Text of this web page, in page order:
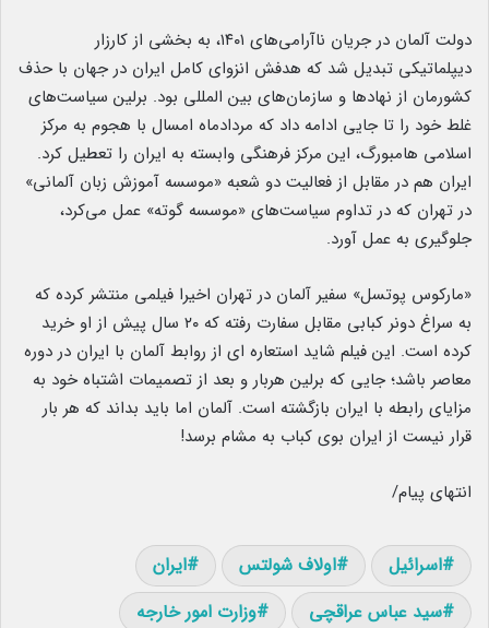
دولت آلمان در جریان ناآرامی‌های ۱۴۰۱، به بخشی از کارزار
دیپلماتیکی تبدیل شد که هدفش انزوای کامل ایران در جهان با حذف
کشورمان از نهادها و سازمان‌های بین المللی بود. برلین سیاست‌های
غلط خود را تا جایی ادامه داد که مردادماه امسال با هجوم به مرکز
اسلامی هامبورگ، این مرکز فرهنگی وابسته به ایران را تعطیل کرد.
ایران هم در مقابل از فعالیت دو شعبه «موسسه آموزش زبان آلمانی»
در تهران که در تداوم سیاست‌های «موسسه گوته» عمل می‌کرد،
جلوگیری به عمل آورد.
«مارکوس پوتسل» سفیر آلمان در تهران اخیرا فیلمی منتشر کرده که
به سراغ دونر کبابی مقابل سفارت رفته که ۲۰ سال پیش از او خرید
کرده است. این فیلم شاید استعاره ای از روابط آلمان با ایران در دوره
معاصر باشد؛ جایی که برلین هربار و بعد از تصمیمات اشتباه خود به
مزایای رابطه با ایران بازگشته است. آلمان اما باید بداند که هر بار
قرار نیست از ایران بوی کباب به مشام برسد!
انتهای پیام/
اسرائیل اولاف شولتس
ایران
سید عباس عراقچی
وزارت امور خارجه